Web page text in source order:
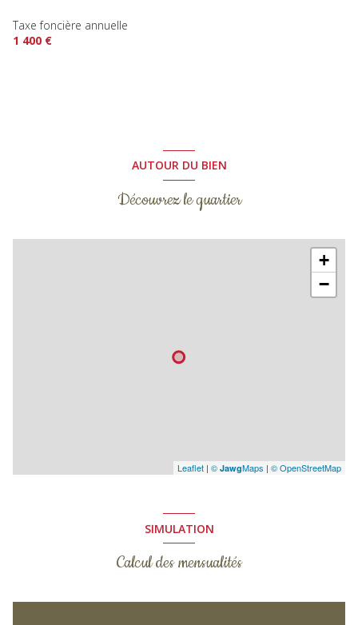
Taxe foncière annuelle
1 400 €
AUTOUR DU BIEN
Découvrez le quartier
+
−
Leaflet | © JawgMaps | © OpenStreetMap
SIMULATION
Calcul des mensualités